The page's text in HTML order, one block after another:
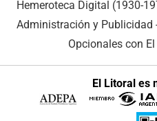
Hemeroteca Digital (1930-
Administración y Publicidad
Opcionales con
El Litoral es